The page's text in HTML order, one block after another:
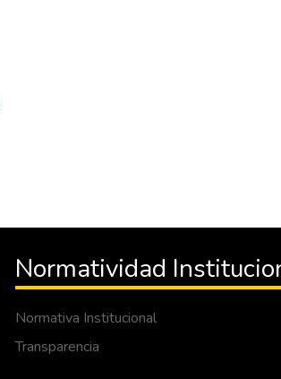
Normatividad
Normativa Institucional
Transparencia